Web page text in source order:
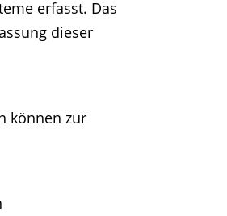
erfasst. Das
dieser
können zur